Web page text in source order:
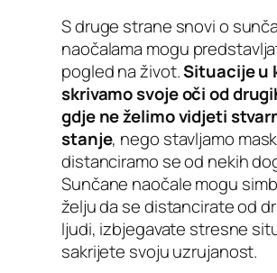
S druge strane snovi o
naočalama mogu
pogled na život.Situacije u
skrivamo svoje oči od
gdje ne želimo vidjeti
stanje, nego stavljamo
distanciramo se od nekih
Sunčane naočale mogu
želju da se distancirate od
ljudi, izbjegavate stresne
sakrijete svoju uzrujanost.